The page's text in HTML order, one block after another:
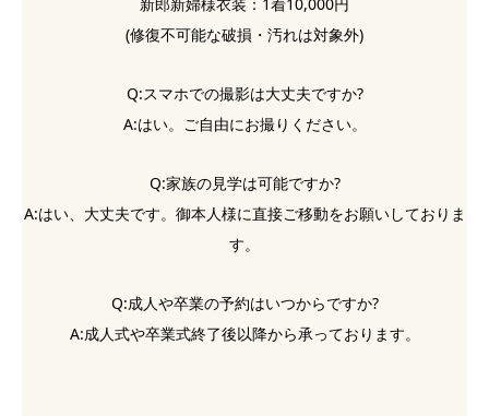
新郎新婦様衣装：1着10,000円
(修復不可能な破損・汚れは対象外)
Q:スマホでの撮影は大丈夫ですか?
A:はい。ご自由にお撮りください。
Q:家族の見学は可能ですか?
A:はい、大丈夫です。御本人様に直接ご移動をお願いしておりま
す。
Q:成人や卒業の予約はいつからですか?
A:成人式や卒業式終了後以降から承っております。